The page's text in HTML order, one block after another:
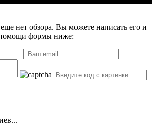
нет обзора. Вы можете написать его и
формы ниже: